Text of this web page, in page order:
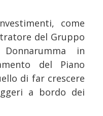
come
del Gruppo
in
del Piano
di far crescere
a bordo dei